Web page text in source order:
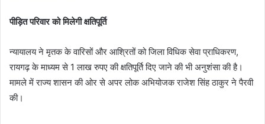
पीड़ित परिवार को मिलेगी क्षतिपूर्ति
न्यायालय ने मृतक के वारिसों और आश्रितों को जिला विधिक सेवा प्राधिकरण,
रायगढ़ के माध्यम से 1 लाख रुपए की क्षतिपूर्ति दिए जाने की भी अनुशंसा की है।
मामले में राज्य शासन की ओर से अपर लोक अभियोजक राजेश सिंह ठाकुर ने पैरवी
की।